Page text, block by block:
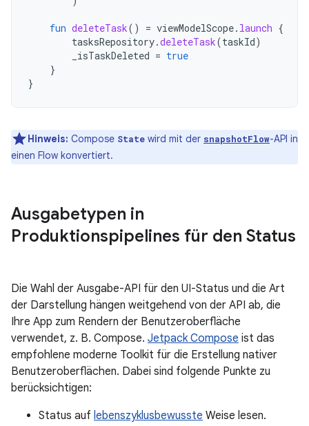
fun deleteTask() = viewModelScope. launch {
tasksRepository.deleteTask(taskId)
_isTaskDeleted = true
}
}
Hinweis: Compose State wird mit der snapshotFlow-API in
einen Flow konvertiert.
Ausgabetypen in
Produktionspipelines für den Status
Die Wahl der Ausgabe-API für den UI-Status und die Art
der Darstellung hängen weitgehend von der API ab, die
Ihre App zum Rendern der Benutzeroberfläche
verwendet, z. B. Compose. Jetpack Compose ist das
empfohlene moderne Toolkit für die Erstellung nativer
Benutzeroberflächen. Dabei sind folgende Punkte zu
berücksichtigen:
Status auf lebenszyklusbewusste Weise lesen.